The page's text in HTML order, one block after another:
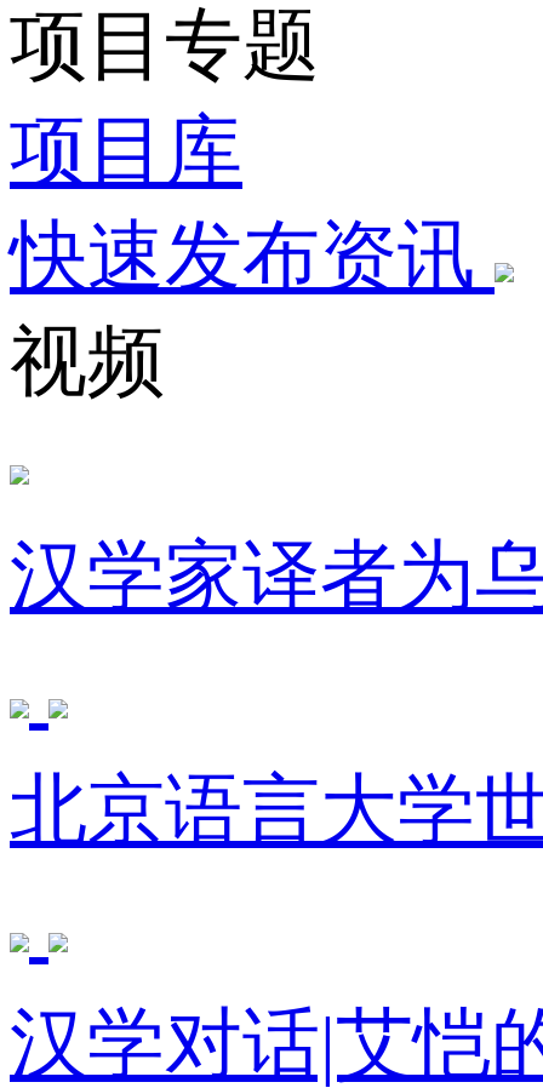
项目专题
项目库
快速发布资讯
视频
汉学家译者为
北京语言大学
汉学对话|艾恺